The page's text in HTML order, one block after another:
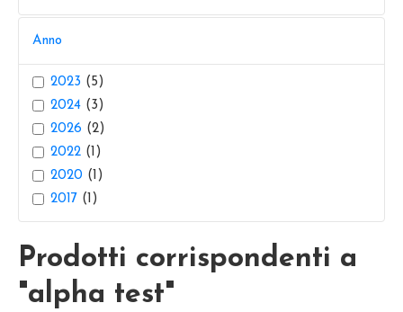
Anno
2023 (5)
2024 (3)
2026 (2)
2022 (1)
2020 (1)
2017 (1)
Prodotti corrispondenti a
"alpha test"